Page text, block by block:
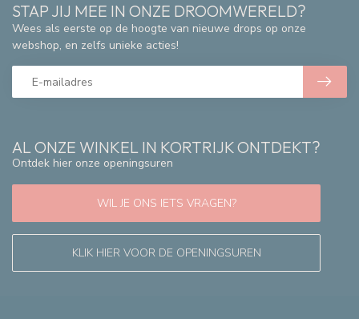
AL ONZE WINKEL IN KORTRIJK ONTDEKT?
Ontdek hier onze openingsuren
WIL JE ONS IETS VRAGEN?
KLIK HIER VOOR DE OPENINGSUREN
STAP JIJ MEE IN ONZE DROOMWERELD?
Wees als eerste op de hoogte van nieuwe drops op onze
webshop, en zelfs unieke acties!